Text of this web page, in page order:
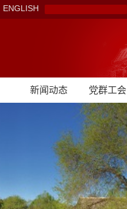
ENGLISH
新闻动态 党群工会